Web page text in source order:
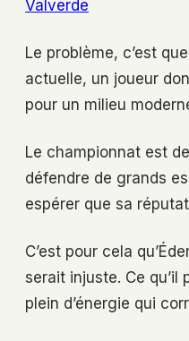
Valverde
Le problème, c’est
actuelle, un joueur
pour un milieu
Le championnat est
défendre de grands
espérer que sa
C’est pour cela
serait injuste. Ce qu’il
plein d’énergie qui